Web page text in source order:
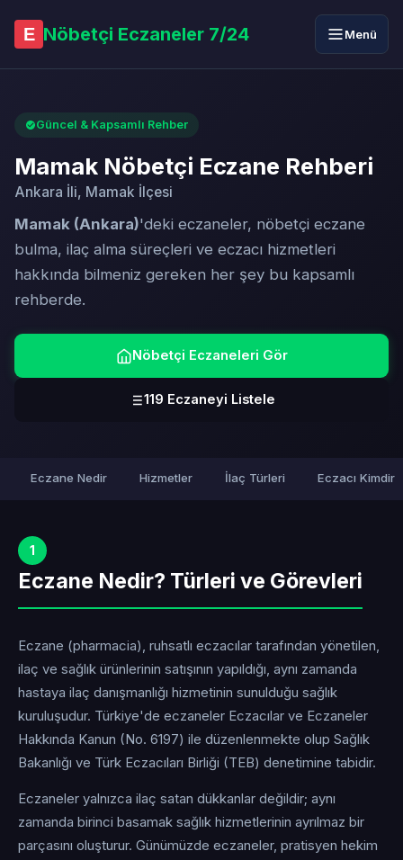
E Nöbetçi Eczaneler 7/24 Menü
Güncel & Kapsamlı Rehber
Mamak Nöbetçi Eczane Rehberi
Ankara İli, Mamak İlçesi
Mamak (Ankara)'deki eczaneler, nöbetçi eczane
bulma, ilaç alma süreçleri ve eczacı hizmetleri
hakkında bilmeniz gereken her şey bu kapsamlı
rehberde.
Nöbetçi Eczaneleri Gör
119 Eczaneyi Listele
Eczane Nedir Hizmetler İlaç Türleri Eczacı Kimdir
1
Eczane Nedir? Türleri ve Görevleri
Eczane (pharmacia), ruhsatlı eczacılar tarafından yönetilen,
ilaç ve sağlık ürünlerinin satışının yapıldığı, aynı zamanda
hastaya ilaç danışmanlığı hizmetinin sunulduğu sağlık
kuruluşudur. Türkiye'de eczaneler Eczacılar ve Eczaneler
Hakkında Kanun (No. 6197) ile düzenlenmekte olup Sağlık
Bakanlığı ve Türk Eczacıları Birliği (TEB) denetimine tabidir.
Eczaneler yalnızca ilaç satan dükkanlar değildir; aynı
zamanda birinci basamak sağlık hizmetlerinin ayrılmaz bir
parçasını oluşturur. Günümüzde eczaneler, pratisyen hekim